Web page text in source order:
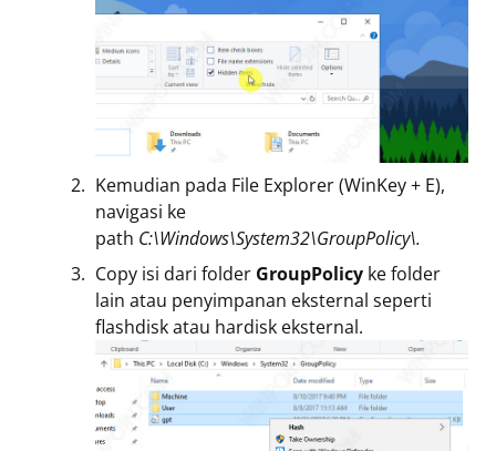
Kemudian pada File Explorer (WinKey + E),
navigasi ke
path C:\Windows\System32\GroupPolicy\.
Copy isi dari folder GroupPolicy ke folder
lain atau penyimpanan eksternal seperti
flashdisk atau hardisk eksternal.